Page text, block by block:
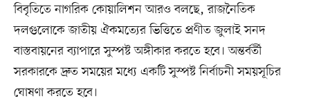
বিবৃতিতে নাগরিক কোয়ালিশন আরও বলছে, রাজনৈতিক
দলগুলোকে জাতীয় ঐকমত্যের ভিত্তিতে প্রণীত জুলাই সনদ
বাস্তবায়নের ব্যাপারে সুস্পষ্ট অঙ্গীকার করতে হবে। অন্তর্বর্তী
সরকারকে দ্রুত সময়ের মধ্যে একটি সুস্পষ্ট নির্বাচনী সময়সূচির
ঘোষণা করতে হবে।